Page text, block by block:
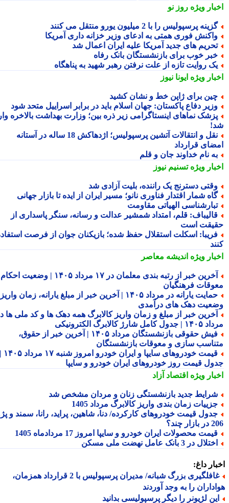
ویژهروز نو
پرسپولیس را با 2 میلیون یورو منتقل می کنند
فوری همتی به ادعای وزیر خزانه داری آمریکا
های جدید آمریکا علیه ایران اعمال شد
خوب برای بازنشستگان بانک رفاه
روایت تازه از علت نرفتن رهبر شهید به پناهگاه
ویژهایونا نیوز
برای ژاپن خط و نشان کشید
دفاع پاکستان: جهان اسلام باید در برابر اسراییل متحد شود
نماهای اینستاگرامی زیر ذره بین؛ وزارت بهداشت بالاخره وارد
نقل و انتقالات آتشین پرسپولیس؛ اژدهاکش 18 ساله در آستانه
قرارداد
نام خداوند جان و قلم
ویژهتسنیم نیوز
دسترنج یک راننده، بلیت آزادی شد
شمار اقتدار فناوری نانو؛ مسیر ایران از ایده تا بازار جهانی
الهیاتی مقاومت
قلم، امتداد شمشیر عدالت و رسانه، سنگر پاسداری از
است
اسکلت استقلال حفظ شده؛ بازیکنان جوان از فرصت استفاده
ویژهاندیشه معاصر
آخرین خبر از رتبه بندی معلمان در ۱۷ مرداد ۱۴۰۵ | وضعیت احکام و
فرهنگیان
حمایت یارانه در مرداد ۱۴۰۵ | آخرین خبر از مبلغ یارانه، زمان واریز و
دهک های درآمدی
خبر از مبلغ و زمان واریز کالابرگ همه دهک ها و کد ملی ها در
شارژ کالابرگ الکترونیکی
فیش حقوقی بازنشستگان مرداد ۱۴۰۵ | آخرین خبر از حقوق،
سازی و معوقات بازنشستگان
قیمت خودروهای سایپا و ایران خودرو امروز شنبه ۱۷ مرداد ۱۴۰۵ |
قیمت روز خودروهای ایران خودرو و سایپا
ویژهاقتصاد آزاد
جدید بازنشستگی زنان و مردان مشخص شد
زمان بندی واریز کالابرگ مرداد 1405
قیمت خودروهای کارکرده/ دنا، شاهین، پراید، رانا، سمند و پژو
محصولات ایران خودرو و سایپا امروز 17 مردادماه 1405
در 3 بانک عامل نهضت ملی مسکن
داغ:
غافلگیری بزرگ شبانه/ مدیران پرسپولیس با 2 قرارداد همزمان،
را به وجد آوردند
لژیونر را دیگر پرسپولیسی بدانید